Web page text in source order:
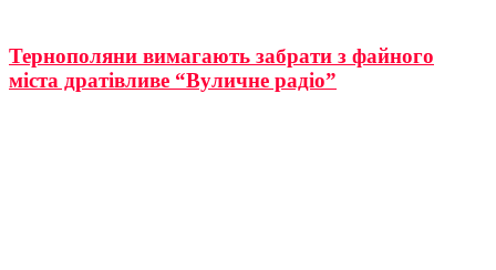
Тернополяни вимагають забрати з файного
міста дратівливе “Вуличне радіо”